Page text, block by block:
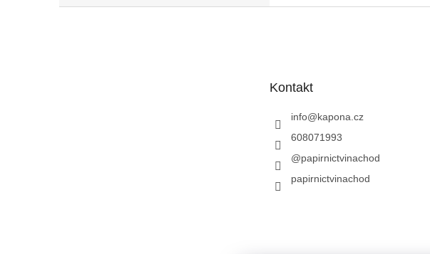
Kontakt
info@kapona.cz
608071993
@papirnictvinachod
papirnictvinachod